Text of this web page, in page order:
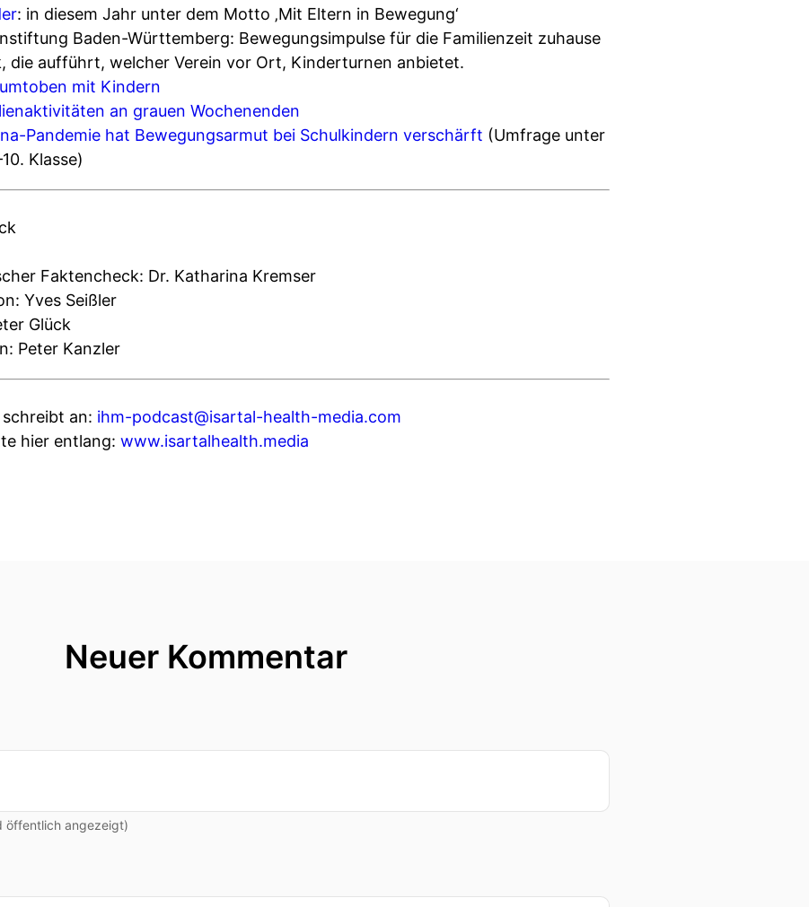
: in diesem Jahr unter dem Motto ‚Mit Eltern in Bewegung‘
Baden-Württemberg: Bewegungsimpulse für die Familienzeit zuhause
die aufführt, welcher Verein vor Ort, Kinderturnen anbietet.
mit Kindern
an grauen Wochenenden
Pandemie hat Bewegungsarmut bei Schulkindern verschärft (Umfrage unter
Klasse)
Faktencheck: Dr. Katharina Kremser
Yves Seißler
Glück
Peter Kanzler
an: ihm-podcast@isartal-health-media.com
hier entlang: www.isartalhealth.media
Neuer Kommentar
öffentlich angezeigt)